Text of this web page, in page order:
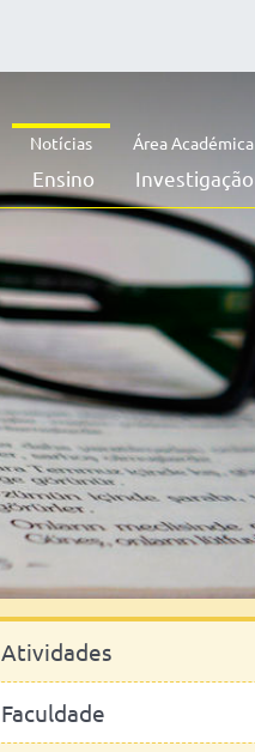
Notícias Área Académica
Ensino Investigação
Notícias
Atividades
Faculdade